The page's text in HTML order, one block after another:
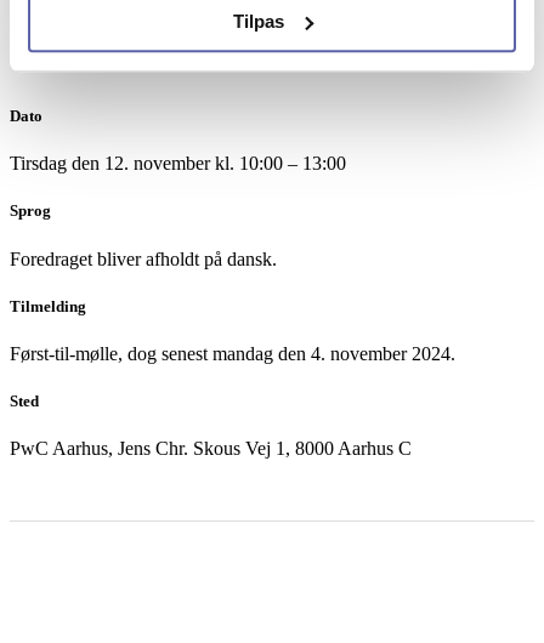
Tilpas
Dato
Tirsdag den 12. november kl. 10:00 – 13:00
Sprog
Foredraget bliver afholdt på dansk.
Tilmelding
Først-til-mølle, dog senest mandag den 4. november 2024.
Sted
PwC Aarhus, Jens Chr. Skous Vej 1, 8000 Aarhus C